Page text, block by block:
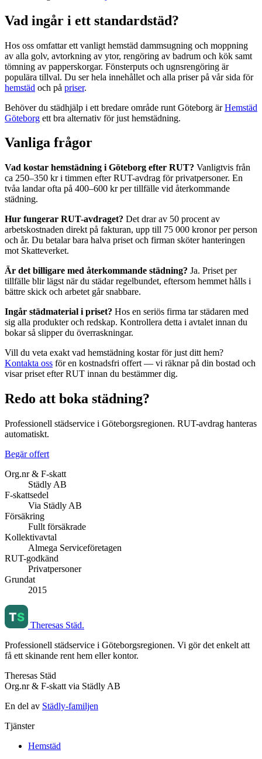
Vad ingår i ett standardstäd?
Hos oss omfattar ett vanligt hemstäd dammsugning och moppning
av alla golv, avtorkning av ytor, rengöring av badrum och kök samt
tömning av papperskorgar. Fönsterputs och ugnsrengöring är
populära tillval. Du ser hela innehållet och alla priser på vår sida för
hemstäd och på priser.
Behöver du städhjälp i ett bredare område runt Göteborg ärHemstäd
Göteborg ett bra alternativ för just hemstädning.
Vanliga frågor
Vad kostar hemstädning i Göteborg efter RUT? Vanligtvis från
ca 250–350 kr i timmen efter RUT-avdrag för privatpersoner. En
tvåa landar ofta på 400–600 kr per tillfälle vid återkommande
städning.
Hur fungerar RUT-avdraget? Det drar av 50 procent av
arbetskostnaden direkt på fakturan, upp till 75 000 kronor per person
och år. Du betalar bara halva priset och firman sköter hanteringen
mot Skatteverket.
Är det billigare med återkommande städning? Ja. Priset per
tillfälle blir lägst när du städar regelbundet, eftersom hemmet hålls i
bättre skick och arbetet går snabbare.
Ingår städmaterial i priset? Hos en seriös firma tar städaren med
sig alla produkter och redskap. Kontrollera detta i avtalet innan du
bokar så slipper du överraskningar.
Vill du veta exakt vad hemstädning kostar för just ditt hem?
Kontakta oss för en kostnadsfri offert — vi räknar på din bostad och
visar priset efter RUT innan du bestämmer dig.
Redo att boka städning?
Professionell städservice i Göteborgsregionen. RUT-avdrag hanteras
automatiskt.
Begär offert
Org.nr & F-skatt
Städly AB
F-skattsedel
Via Städly AB
Försäkring
Fullt försäkrade
Kollektivavtal
Almega Serviceföretagen
RUT-godkänd
Privatpersoner
Grundat
2015
Theresas Städ.
Professionell städservice i Göteborgsregionen. Vi gör det enkelt att
få ett skinande rent hem eller kontor.
Theresas Städ
Org.nr & F-skatt via Städly AB
En del av Städly-familjen
Tjänster
Hemstäd